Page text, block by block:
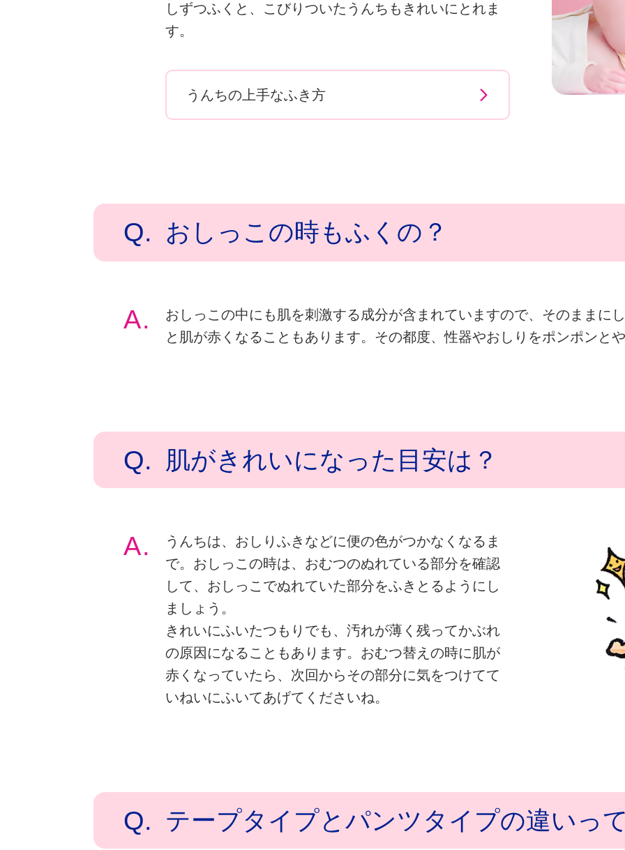
しずつふくと、こびりついたうんちもきれいにとれま
す。
うんちの上手なふき方
Q. おしっこの時もふくの？
A.
おしっこの中にも肌を刺激する成分が含まれていますので、そのままに
と肌が赤くなることもあります。その都度、性器やおしりをポンポンと
Q. 肌がきれいになった目安は？
A.
うんちは、おしりふきなどに便の色がつかなくなるま
で。おしっこの時は、おむつのぬれている部分を確認
して、おしっこでぬれていた部分をふきとるようにし
ましょう。
きれいにふいたつもりでも、汚れが薄く残ってかぶれ
の原因になることもあります。おむつ替えの時に肌が
赤くなっていたら、次回からその部分に気をつけてて
いねいにふいてあげてくださいね。
Q. テープタイプとパンツタイプの違いっ